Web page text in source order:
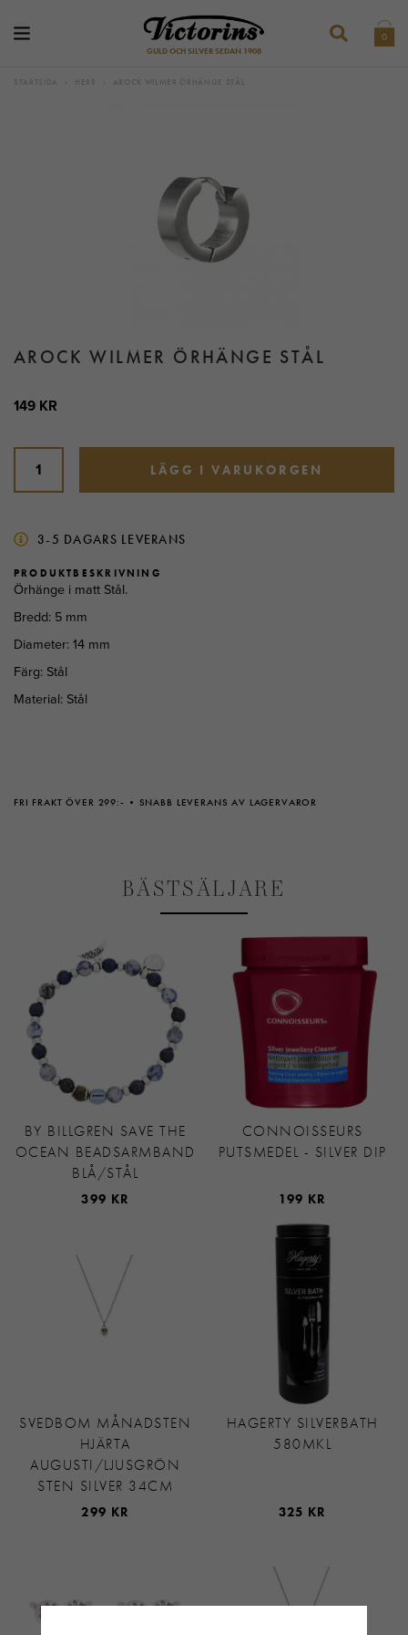
GULD OCH SILVER SEDAN 1908
0
STARTSIDA HERR AROCK WILMER ÖRHÄNGE STÅL
AROCK WILMER ÖRHÄNGE STÅL
PRODUKTBESKRIVNING
Örhänge i matt Stål.
Bredd: 5 mm
Diameter: 14 mm
Färg: Stål
Material: Stål
149 KR
LÄGG I VARUKORGEN
3-5 DAGARS LEVERANS
FRI FRAKT ÖVER 299:- SNABB LEVERANS AV LAGERVAROR
BÄSTSÄLJARE
BY BILLGREN SAVE THE
OCEAN BEADSARMBAND
BLÅ/STÅL
399 KR
CONNOISSEURS
PUTSMEDEL - SILVER DIP
199 KR
SVEDBOM MÅNADSTEN
HJÄRTA
AUGUSTI/LJUSGRÖN
STEN SILVER 34CM
299 KR
HAGERTY SILVERBATH
580MKL
325 KR